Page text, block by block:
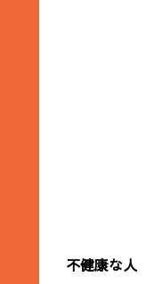
不健康な人